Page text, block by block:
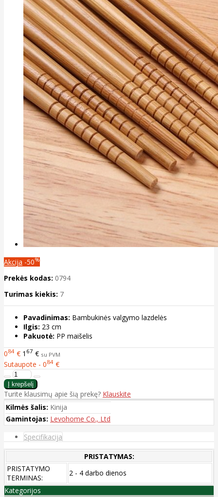
Akcija -50%
Prekės kodas: 0794
Turimas kiekis: 7
Pavadinimas: Bambukinės valgymo lazdelės
Ilgis: 23 cm
Pakuotė: PP maišelis
084 € 1 67 € su PVM
Sutaupote - 084 €
Turite klausimų apie šią prekę? Klauskite
Kilmės šalis: Kinija
Gamintojas: Levohome Co., Ltd
Specifikacija
PRISTATYMAS:
PRISTATYMO
TERMINAS:
2 - 4 darbo dienos
Kategorijos